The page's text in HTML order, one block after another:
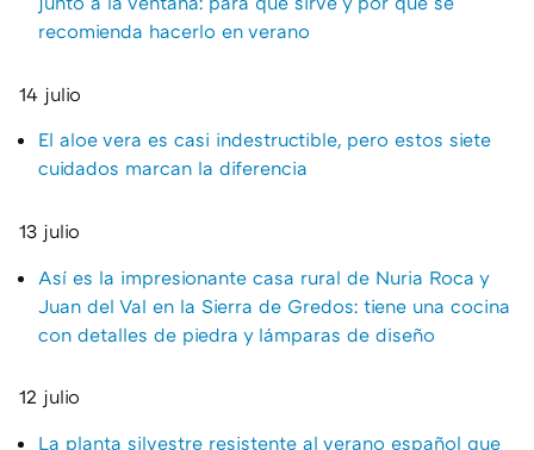
recomienda hacerlo en verano
14 julio
El aloe vera es casi indestructible, pero estos siete
cuidados marcan la diferencia
13 julio
Así es la impresionante casa rural de Nuria Roca y
Juan del Val en la Sierra de Gredos: tiene una cocina
con detalles de piedra y lámparas de diseño
12 julio
La planta silvestre resistente al verano español que